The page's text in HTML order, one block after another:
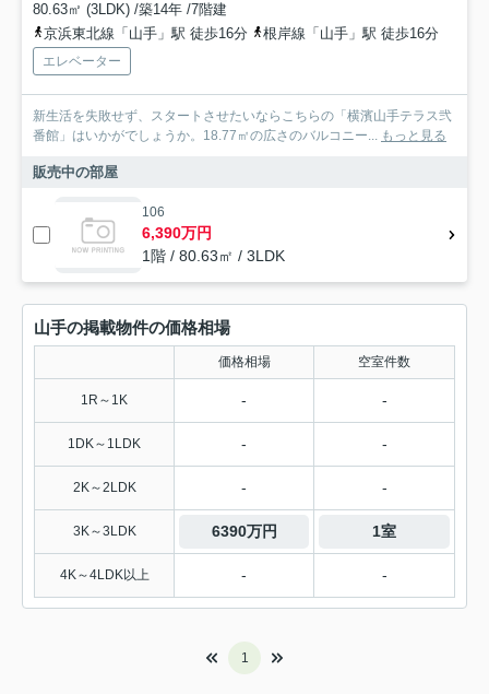
80.63㎡ (3LDK) /築14年 /7階建
京浜東北線「山手」駅 徒歩16分
根岸線「山手」駅 徒歩16分
エレベーター
新生活を失敗せず、スタートさせたいならこちらの「横濱山手テラス弐
番館」はいかがでしょうか。18.77㎡の広さのバルコニー... もっと見る
販売中の部屋
106
6,390万円
1階 / 80.63㎡ / 3LDK
山手の掲載物件の価格相場
価格相場 空室件数
1R～1K - -
1DK～1LDK - -
2K～2LDK - -
3K～3LDK 6390万円 1室
4K～4LDK以上 - -
1